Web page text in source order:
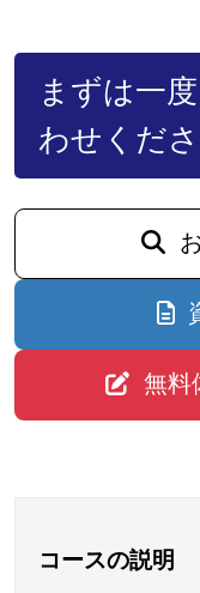
まずは一
わせくださ
無料
コースの説明